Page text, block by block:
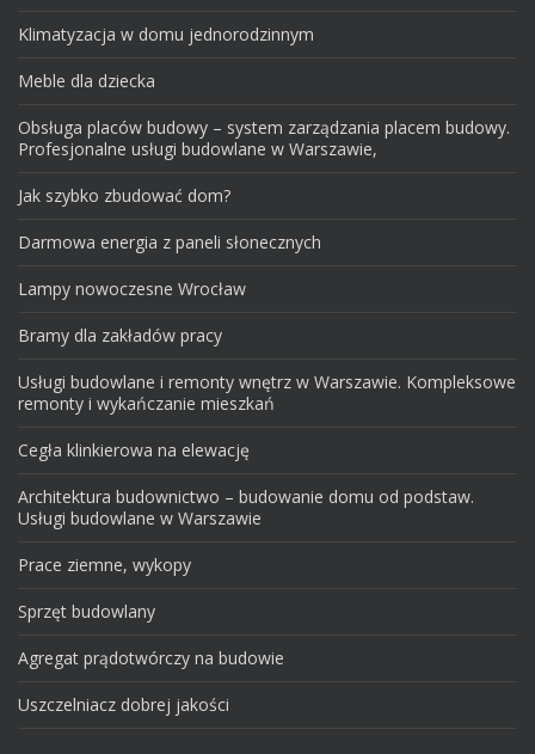
Klimatyzacja w domu jednorodzinnym
Meble dla dziecka
Obsługa placów budowy – system zarządzania placem budowy.
Profesjonalne usługi budowlane w Warszawie,
Jak szybko zbudować dom?
Darmowa energia z paneli słonecznych
Lampy nowoczesne Wrocław
Bramy dla zakładów pracy
Usługi budowlane i remonty wnętrz w Warszawie. Kompleksowe
remonty i wykańczanie mieszkań
Cegła klinkierowa na elewację
Architektura budownictwo – budowanie domu od podstaw.
Usługi budowlane w Warszawie
Prace ziemne, wykopy
Sprzęt budowlany
Agregat prądotwórczy na budowie
Uszczelniacz dobrej jakości